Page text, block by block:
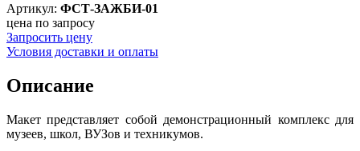
Артикул: ФСТ-ЗАЖБИ-01
цена по запросу
Запросить цену
Условия доставки и оплаты
Описание
Макет представляет собой демонстрационный комплекс для
музеев, школ, ВУЗов и техникумов.